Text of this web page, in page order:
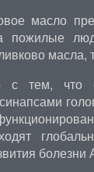
масло
пожилые
масла,
с тем, что
болезни